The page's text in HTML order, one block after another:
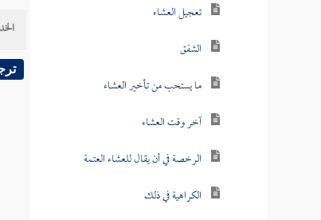
تعجيل العشاء
الشفق
ما يستحب من تأخير العشاء
آخر وقت العشاء
الرخصة في أن يقال للعشاء العتمة
الكراهية في ذلك